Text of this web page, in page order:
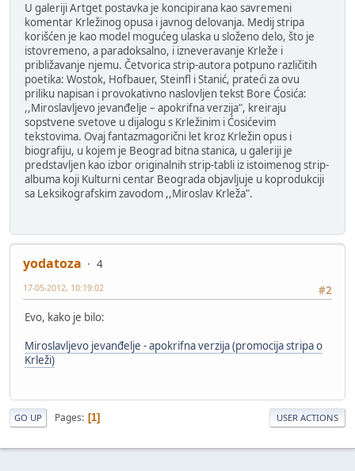
U galeriji Artget postavka je koncipirana kao savremeni
komentar Krležinog opusa i javnog delovanja. Medij stripa
korišćen je kao model mogućeg ulaska u složeno delo, što je
istovremeno, a paradoksalno, i izneveravanje Krleže i
približavanje njemu. Četvorica strip-autora potpuno različitih
poetika: Wostok, Hofbauer, Steinfl i Stanić, prateći za ovu
priliku napisan i provokativno naslovljen tekst Bore Ćosića:
,,Miroslavljevo jevanđelje – apokrifna verzija", kreiraju
sopstvene svetove u dijalogu s Krležinim i Ćosićevim
tekstovima. Ovaj fantazmagorični let kroz Krležin opus i
biografiju, u kojem je Beograd bitna stanica, u galeriji je
predstavljen kao izbor originalnih strip-tabli iz istoimenog strip-
albuma koji Kulturni centar Beograda objavljuje u koprodukciji
sa Leksikografskim zavodom ,,Miroslav Krleža".
yodatoza
4
#2
17-05-2012, 10:19:02
Evo, kako je bilo:
Miroslavljevo jevanđelje - apokrifna verzija (promocija stripa o
Krleži)
GO UP Pages 1 USER ACTIONS